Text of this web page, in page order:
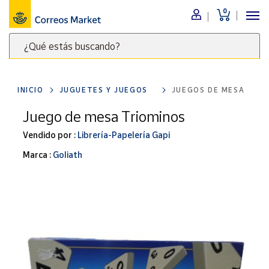
0
¿Qué estás buscando?
clave
buscar
productos
Menú
Nuestro
catálogo
Alimentación
Bebidas
Ocio y cultura
Juguetes y
Tienda de
Correos
INICIO JUGUETES Y JUEGOS JUEGOS DE MESA
Juego de mesa Triominos
Vendido por : Librería-Papelería Gapi
Marca : Goliath